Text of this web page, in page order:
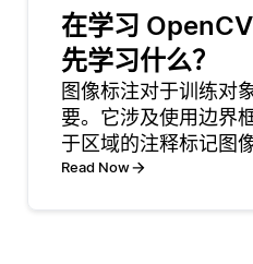
明度、问责制和
自动决策系统的
公平性。欧盟的
通用数据保护条
例（GDPR）和
拟议中的人工智
能法案等法规要
在学习
先学习什么？
图像标注对于训练对
要。它涉及使用边界
于区域的注释标记图
个对象分配类标签。
Read Now